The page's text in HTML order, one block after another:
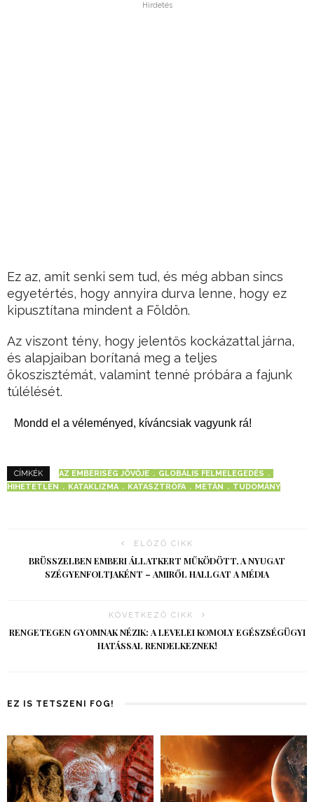
Hirdetés
Ez az, amit senki sem tud, és még abban sincs
egyetértés, hogy annyira durva lenne, hogy ez
kipusztítana mindent a Földön.
Az viszont tény, hogy jelentős kockázattal járna,
és alapjaiban borítaná meg a teljes
ökoszisztémát, valamint tenné próbára a fajunk
túlélését.
Mondd el a véleményed, kíváncsiak vagyunk rá!
CÍMKÉK AZ EMBERISÉG JÖVŐJE
GLOBÁLIS FELMELEGEDÉS
HIHETETLEN
KATAKLIZMA KATASZTRÓFA METÁN TUDOMÁNY
ELŐZŐ CIKK
BRÜSSZELBEN EMBERI ÁLLATKERT MŰKÖDÖTT, A NYUGAT
SZÉGYENFOLTJAKÉNT – AMIRŐL HALLGAT A MÉDIA
KÖVETKEZŐ CIKK
RENGETEGEN GYOMNAK NÉZIK: A LEVELEI KOMOLY EGÉSZSÉGÜGYI
HATÁSSAL RENDELKEZNEK!
EZ IS TETSZENI FOG!